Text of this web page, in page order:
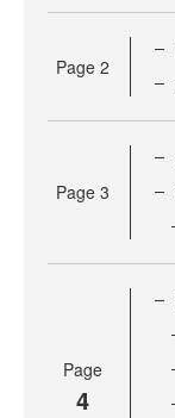
Page 2
Page 3
Page
4